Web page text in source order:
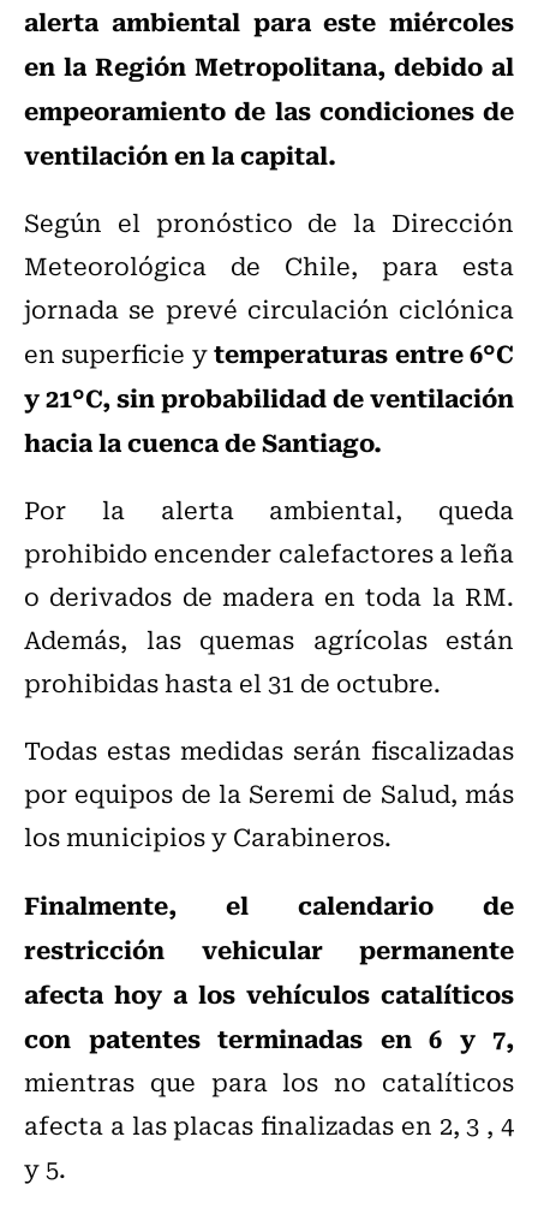
alerta ambiental para este miércoles
en la Región Metropolitana, debido al
empeoramiento de las condiciones de
ventilación en la capital.
Según el pronóstico de la Dirección
Meteorológica de Chile, para esta
jornada se prevé circulación ciclónica
en superficie ytemperaturas entre 6°C
y 21°C, sin probabilidad de ventilación
hacia la cuenca de Santiago.
Por la alerta ambiental, queda
prohibido encender calefactores a leña
o derivados de madera en toda la RM.
Además, las quemas agrícolas están
prohibidas hasta el 31 de octubre.
Todas estas medidas serán fiscalizadas
por equipos de la Seremi de Salud, más
los municipios y Carabineros.
Finalmente, el calendario de
restricción vehicular permanente
afecta hoy a los vehículos catalíticos
con patentes terminadas en 6 y 7,
mientras que para los no catalíticos
afecta a las placas finalizadas en 2, 3 , 4
y 5.